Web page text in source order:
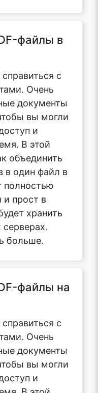
файлы в
с
Очень
документы
вы могли
и
В этой
объединить
в один файл в
прост в
хранить
больше.
файлы на
с
Очень
документы
вы могли
и
В этой